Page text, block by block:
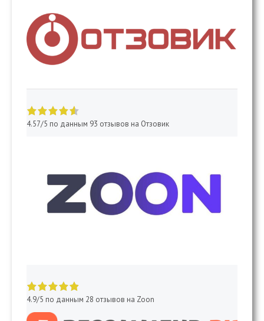
4.57/5 по данным 93 отзывов на Отзовик
4.9/5 по данным 28 отзывов на Zoon